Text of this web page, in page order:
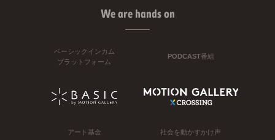
We are hands on
ベーシックインカム
プラットフォーム
PODCAST番組
アート基金 社会を動かすかけ声